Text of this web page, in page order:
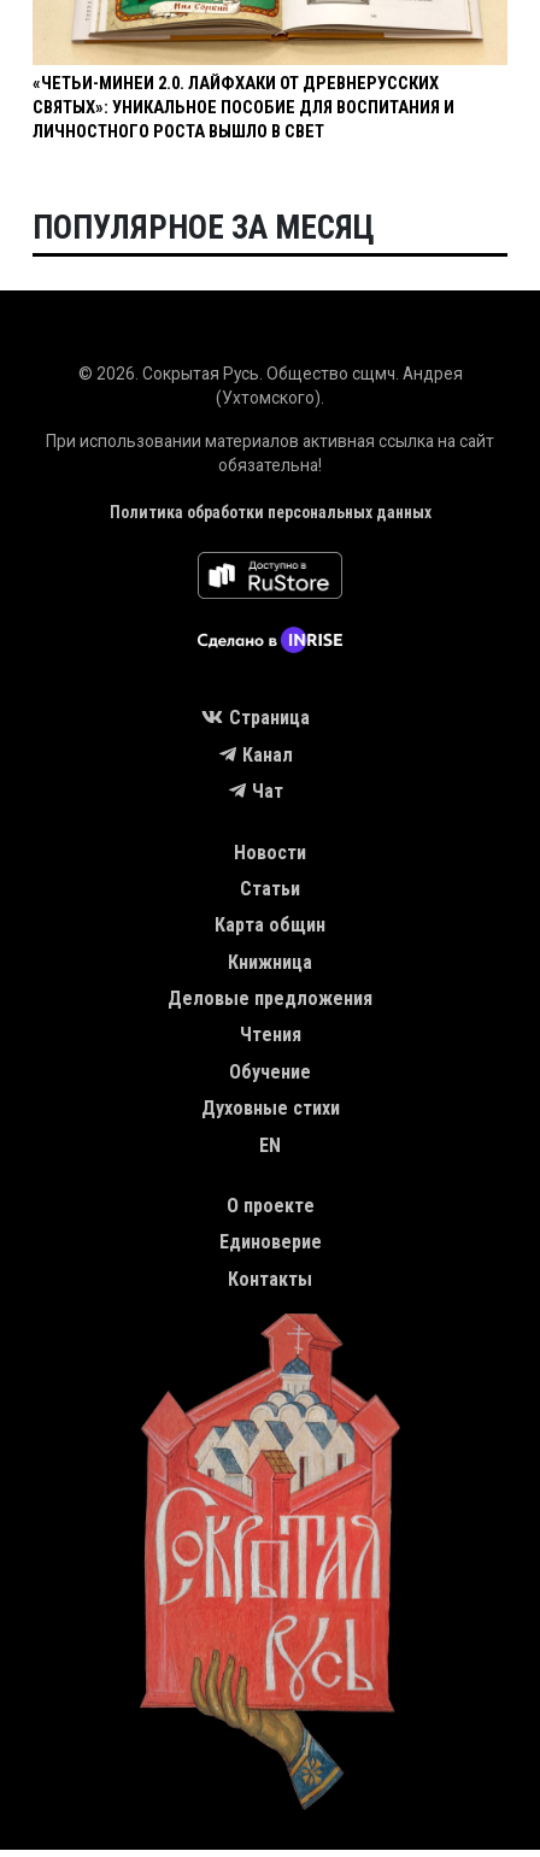
«ЧЕТЬИ-МИНЕИ 2.0. ЛАЙФХАКИ ОТ ДРЕВНЕРУССКИХ
СВЯТЫХ»: УНИКАЛЬНОЕ ПОСОБИЕ ДЛЯ ВОСПИТАНИЯ И
ЛИЧНОСТНОГО РОСТА ВЫШЛО В СВЕТ
ПОПУЛЯРНОЕ ЗА МЕСЯЦ
© 2026. Сокрытая Русь. Общество сщмч. Андрея
(Ухтомского).
При использовании материалов активная ссылка на сайт
обязательна!
Политика обработки персональных данных
Страница
Канал
Чат
Новости
Статьи
Карта общин
Книжница
Деловые предложения
Чтения
Обучение
Духовные стихи
EN
О проекте
Единоверие
Контакты